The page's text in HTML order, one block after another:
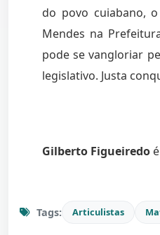
do povo cuiabano,
Mendes na
pode se vangloriar
legislativo. Justa
Gilberto Figueiredo
Tags: Articulistas